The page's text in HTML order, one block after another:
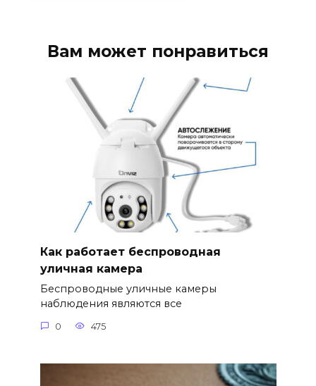
Вам может понравиться
Как работает беспроводная
уличная камера
Беспроводные уличные камеры
наблюдения являются все
0 475